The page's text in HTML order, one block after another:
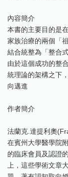
內容簡介
本書的主要目的是
家族治療的兩個「
結合統整為「整合
由於這個成功的整
統理論的架構之下
向邁進
作者簡介
法蘭克.達提利奧
在賓州大學醫學院
的臨床會員及認證
上，這些學術文章